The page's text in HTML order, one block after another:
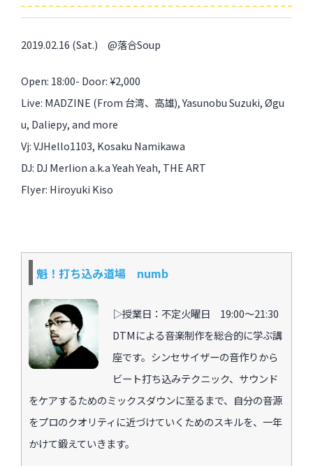
2019.02.16 (Sat.) @落合Soup
Open: 18:00- Door: ¥2,000
Live: MADZINE (From 台湾、高雄), Yasunobu Suzuki, Øgu
u, Daliepy, and more
Vj: VJHello1103, Kosaku Namikawa
DJ: DJ Merlion a.k.a Yeah Yeah, THE ART
Flyer: Hiroyuki Kiso
魁！打ち込み道場 numb
▷授業日：不定火曜日 19:00〜21:30
DTMによる音楽制作を総合的に学ぶ講
座です。シンセサイザーの音作りから
ビート打ち込みテクニック、サウンド
をケアするためのミックスダウンに至るまで、自分の音源
をプロのクオリティに近づけていくためのスキルを、一年
かけて鍛えていきます。